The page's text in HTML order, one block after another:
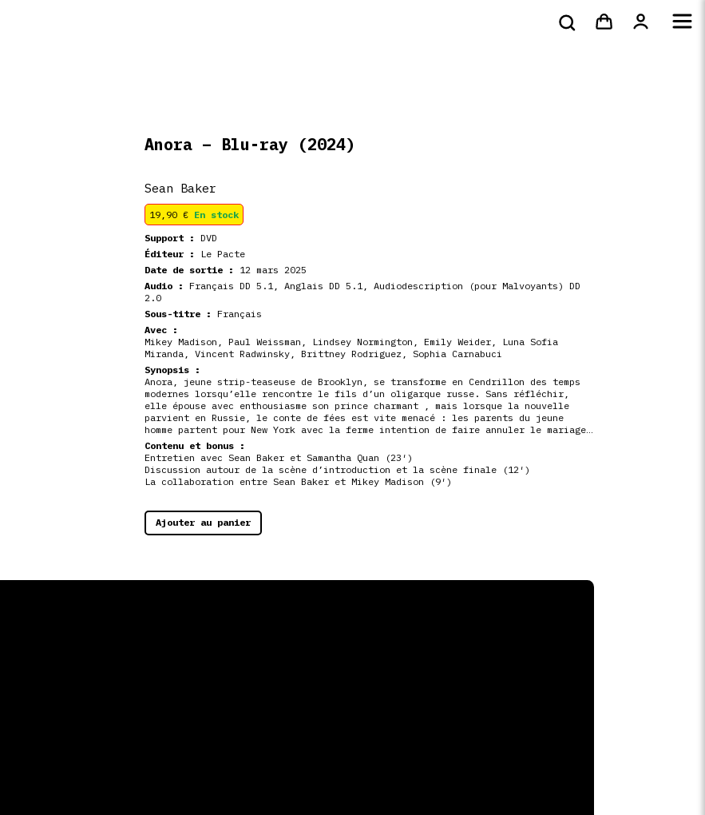
shirts
Anora – Blu-ray (2024)
Sean Baker
19,90 € En stock
Support : DVD
Éditeur :
Le Pacte
Date de sortie :
12 mars 2025
Audio : Français DD 5.1, Anglais DD 5.1, Audiodescription (pour Malvoyants) DD
2.0
Sous-titre : Français
Avec :
Mikey Madison, Paul Weissman, Lindsey Normington, Emily Weider, Luna Sofia
Miranda, Vincent Radwinsky, Brittney Rodriguez, Sophia Carnabuci
Synopsis :
Anora, jeune strip-teaseuse de Brooklyn, se transforme en Cendrillon des temps
modernes lorsqu’elle rencontre le fils d’un oligarque russe. Sans réfléchir,
elle épouse avec enthousiasme son prince charmant , mais lorsque la nouvelle
parvient en Russie, le conte de fées est vite menacé : les parents du jeune
homme partentpour New York avec la ferme intention de faire annuler le mariage…
Contenu et bonus :
Entretien avec Sean Baker et Samantha Quan (23′)
Discussion autour de la scène d’introduction et la scène finale (12′)
La collaboration entre Sean Baker et Mikey Madison (9′)
Ajouter au panier